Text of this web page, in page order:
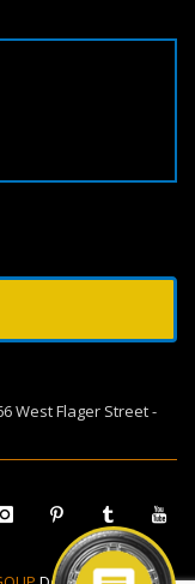
West Flager Street -